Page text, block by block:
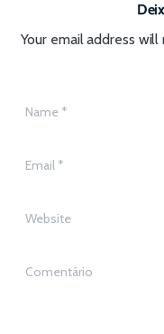
Your email address
Name
Email
Website
Comentário